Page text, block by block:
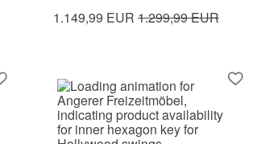
1.149,99 EUR 1.299,99 EUR